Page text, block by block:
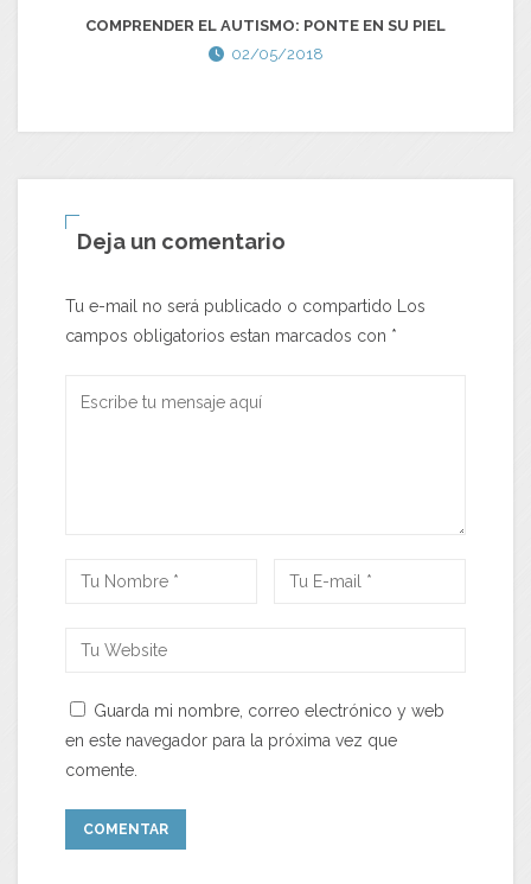
COMPRENDER EL AUTISMO: PONTE EN SU PIEL
02/05/2018
Deja un comentario
Tu e-mail no será publicado o compartido Los
campos obligatorios estan marcados con *
Guarda mi nombre, correo electrónico y web
en este navegador para la próxima vez que
comente.